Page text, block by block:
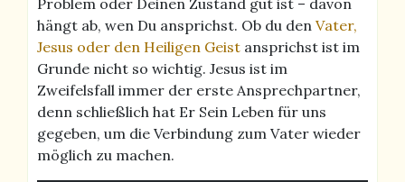
hängt ab, wen Du ansprichst. Ob du den Vater,
Jesus oder den Heiligen Geist ansprichst ist im
Grunde nicht so wichtig. Jesus ist im
Zweifelsfall immer der erste Ansprechpartner,
denn schließlich hat Er Sein Leben für uns
gegeben, um die Verbindung zum Vater wieder
möglich zu machen.